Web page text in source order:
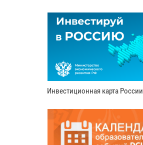
Инвестиционная карта России